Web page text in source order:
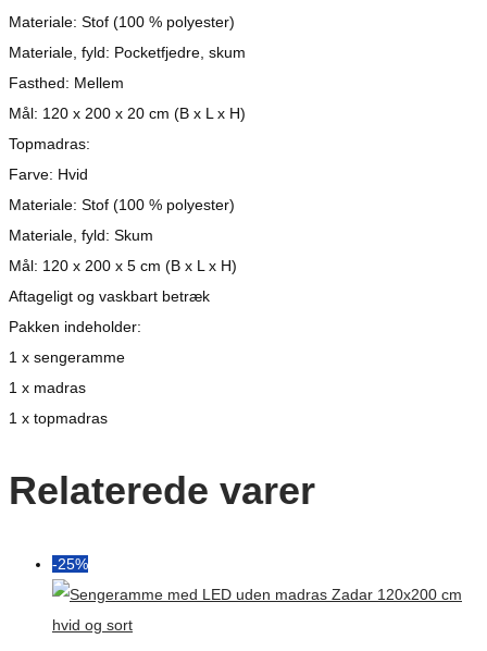
Materiale: Stof (100 % polyester)
Materiale, fyld: Pocketfjedre, skum
Fasthed: Mellem
Mål: 120 x 200 x 20 cm (B x L x H)
Topmadras:
Farve: Hvid
Materiale: Stof (100 % polyester)
Materiale, fyld: Skum
Mål: 120 x 200 x 5 cm (B x L x H)
Aftageligt og vaskbart betræk
Pakken indeholder:
1 x sengeramme
1 x madras
1 x topmadras
Relaterede varer
-25%